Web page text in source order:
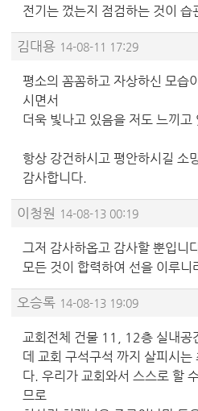
전기는 껐는지 점검하는 것이 습
김대용 14-08-11 17:29
평소의 꼼꼼하고 자상하신 모습
시면서
더욱 빛나고 있음을 저도 느끼고
항상 강건하시고 평안하시길 소
감사합니다.
이청원 14-08-13 00:19
그저 감사하옵고 감사할 뿐입니
모든 것이 합력하여 선을 이루니
오승록 14-08-13 19:09
교회전체 건물 11, 12층 실내공
데 교회 구석구석 까지 살피시는
다. 우리가 교회와서 스스로 할
므로